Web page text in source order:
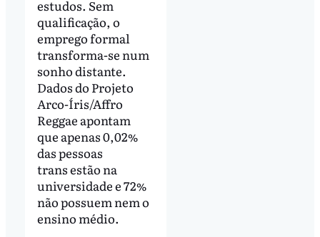
estudos. Sem
qualificação, o
emprego formal
transforma-se num
sonho distante.
Dados do Projeto
Arco-Íris/Affro
Reggae apontam
que apenas 0,02%
das pessoas
trans estão na
universidade e 72%
não possuem nem o
ensino médio.